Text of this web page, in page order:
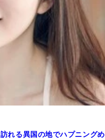
れる異国の地でハプニングめ